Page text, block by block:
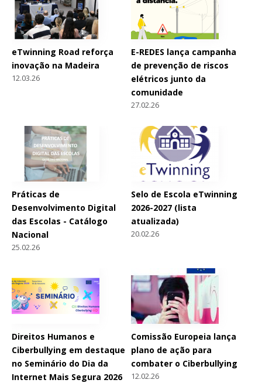
eTwinning Road reforça
inovação na Madeira
12.03.26
E-REDES lança campanha
de prevenção de riscos
elétricos junto da
comunidade
27.02.26
Práticas de
Desenvolvimento Digital
das Escolas - Catálogo
Nacional
25.02.26
Selo de Escola eTwinning
2026-2027 (lista
atualizada)
20.02.26
Direitos Humanos e
Ciberbullying em destaque
no Seminário do Dia da
Internet Mais Segura 2026
Comissão Europeia lança
plano de ação para
combater o Ciberbullying
12.02.26